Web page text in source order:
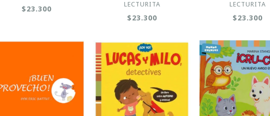
$23.300
LECTURITA
$23.300
LECTURITA
$23.300